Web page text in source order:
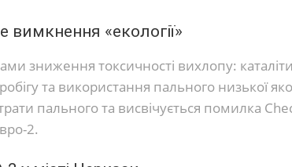
вимкнення «екології»
зниження токсичності вихлопу:
та використання пального низької
пального та висвічується помилка
2.